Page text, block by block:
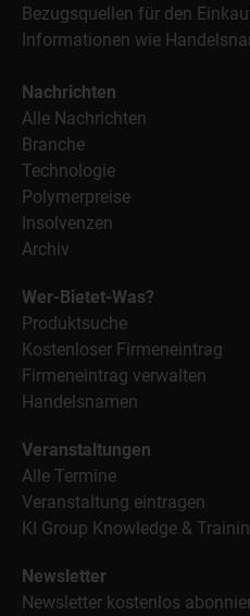
Bezugsquellen für den
Informationen wie
Nachrichten
Alle Nachrichten
Branche
Technologie
Polymerpreise
Insolvenzen
Archiv
Wer-Bietet-Was?
Produktsuche
Kostenloser Firmeneintrag
Firmeneintrag verwalten
Handelsnamen
Veranstaltungen
Alle Termine
Veranstaltung eintragen
KI Group Knowledge &
Newsletter
Newsletter kostenlos